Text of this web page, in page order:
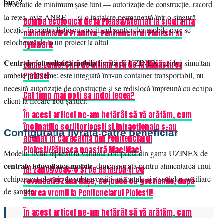
bine?
Bomba ecologica de la Pleasa/Atentat la siguranta
nationala/IPJ Prahova, Penitenciarul Ploiesti si
Tymbark
Lume!Lume! Știri de ultimă oră de la Mînăstirea
Ploiesti
Cat timp mai poti sa indoi legea?
În acest articol ne-am hotărât să vă arătăm, cum
înclinațiile scriitoricești și infracționale s-au
adunat în caracatița din Penitenciarul
Ploiești/Rățușca noastră Mac!Mac!
Ia! Zâno!/Joac-o și pe asta!/Dă-ți cu
reveneală!/Zâna Nașa, se joacă cu gestiunile, după
starea vremii la Penitenciarul Ploiesti!
În acest articol ne-am hotărât să vă arătăm, cum
birocratic de minimum șase luni — autorizație de construcție, racord
la rețea, aviz ANRE — și o instalare permanentă într-o singură
locație, în contradicție cu specificul șantierelor mobile care se
relochează de la un proiect la altul.
Centrala fotovoltaică mobilălivrată de UZINEX rezolvă simultan
ambele probleme: este integrată într-un container transportabil, nu
necesită autorizație de construcție și se redislocă împreună cu echipa
client la fiecare nou șantier.
Configurația livrată către beneficiar
Modelul livrat reprezintă varianta compactă din gama UZINEX de
centrale fotovoltaice mobile, dimensionată pentru alimentarea unui
echipament electric de subtraversări orizontale și a sculelor auxiliare
de șantier.